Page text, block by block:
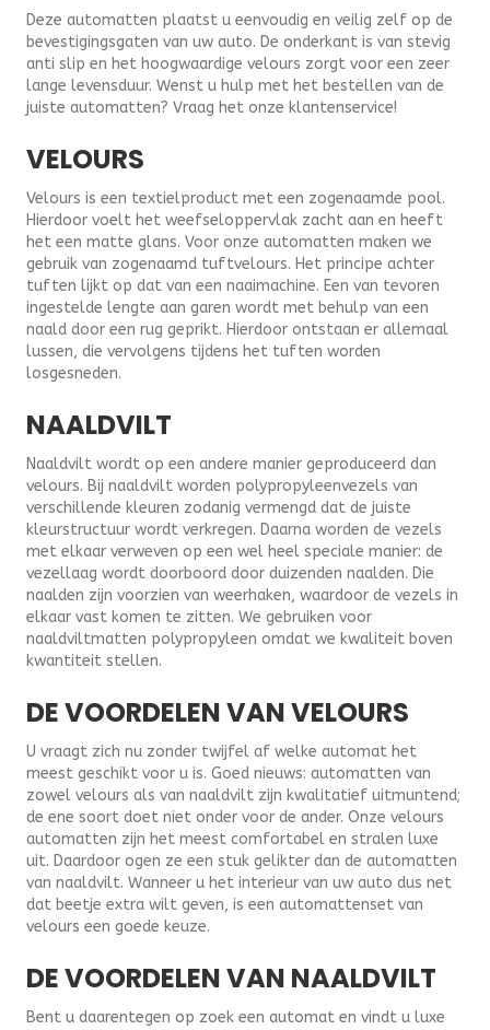
Deze automatten plaatst u eenvoudig en veilig zelf op de
bevestigingsgaten van uw auto. De onderkant is van stevig
anti slip en het hoogwaardige velours zorgt voor een zeer
lange levensduur. Wenst u hulp met het bestellen van de
juiste automatten? Vraag het onze klantenservice!
VELOURS
Velours is een textielproduct met een zogenaamde pool.
Hierdoor voelt het weefseloppervlak zacht aan en heeft
het een matte glans. Voor onze automatten maken we
gebruik van zogenaamd tuftvelours. Het principe achter
tuften lijkt op dat van een naaimachine. Een van tevoren
ingestelde lengte aan garen wordt met behulp van een
naald door een rug geprikt. Hierdoor ontstaan er allemaal
lussen, die vervolgens tijdens het tuften worden
losgesneden.
NAALDVILT
Naaldvilt wordt op een andere manier geproduceerd dan
velours. Bij naaldvilt worden polypropyleenvezels van
verschillende kleuren zodanig vermengd dat de juiste
kleurstructuur wordt verkregen. Daarna worden de vezels
met elkaar verweven op een wel heel speciale manier: de
vezellaag wordt doorboord door duizenden naalden. Die
naalden zijn voorzien van weerhaken, waardoor de vezels in
elkaar vast komen te zitten. We gebruiken voor
naaldviltmatten polypropyleen omdat we kwaliteit boven
kwantiteit stellen.
DE VOORDELEN VAN VELOURS
U vraagt zich nu zonder twijfel af welke automat het
meest geschikt voor u is. Goed nieuws: automatten van
zowel velours als van naaldvilt zijn kwalitatief uitmuntend;
de ene soort doet niet onder voor de ander. Onze velours
automatten zijn het meest comfortabel en stralen luxe
uit. Daardoor ogen ze een stuk gelikter dan de automatten
van naaldvilt. Wanneer u het interieur van uw auto dus net
dat beetje extra wilt geven, is een automattenset van
velours een goede keuze.
DE VOORDELEN VAN NAALDVILT
Bent u daarentegen op zoek een automat en vindt u luxe